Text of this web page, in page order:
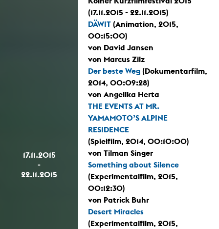
17.11.2015
-
22.11.2015
(17.11.2015 - 22.11.2015)
DÄWIT (Animation, 2015,
00:15:00)
von David Jansen
von Marcus Zilz
Der beste Weg (Dokumentarfilm,
2014, 00:09:28)
von Angelika Herta
THE EVENTS AT MR.
YAMAMOTO’S ALPINE
RESIDENCE
(Spielfilm, 2014, 00:10:00)
von Tilman Singer
Something about Silence
(Experimentalfilm, 2015,
00:12:30)
von Patrick Buhr
Desert Miracles
(Experimentalfilm, 2015,